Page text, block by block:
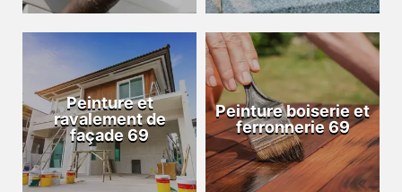
Peinture et
ravalement de
façade 69
Peinture boiserie et
ferronnerie 69